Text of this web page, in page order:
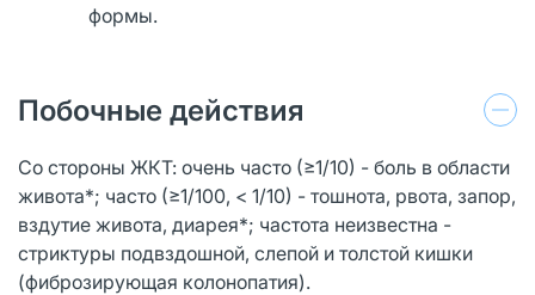
формы.
Побочные действия
Со стороны ЖКТ: очень часто (≥1/10) - боль в области
живота*; часто (≥1/100, < 1/10) - тошнота, рвота, запор,
вздутие живота, диарея*; частота неизвестна -
стриктуры подвздошной, слепой и толстой кишки
(фиброзирующая колонопатия).